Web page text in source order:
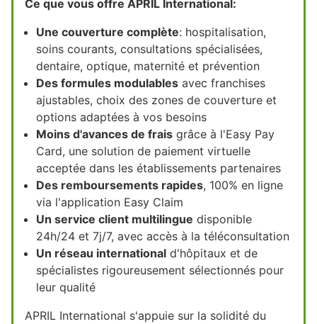
Ce que vous offre APRIL International:
Une couverture complète: hospitalisation,
soins courants, consultations spécialisées,
dentaire, optique, maternité et prévention
Des formules modulables avec franchises
ajustables, choix des zones de couverture et
options adaptées à vos besoins
Moins d'avances de frais grâce à l'Easy Pay
Card, une solution de paiement virtuelle
acceptée dans les établissements partenaires
Des remboursements rapides, 100% en ligne
via l'application Easy Claim
Un service client multilingue disponible
24h/24 et 7j/7, avec accès à la téléconsultation
Un réseau international d'hôpitaux et de
spécialistes rigoureusement sélectionnés pour
leur qualité
APRIL International s'appuie sur la solidité du